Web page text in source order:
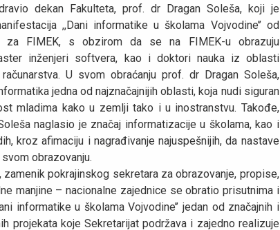
dekan Fakulteta, prof. dr Dragan Soleša, koji je
,,Dani informatike u školama Vojvodine’’ od
za FIMEK, s obzirom da se na FIMEK-u obrazuju
inženjeri softvera, kao i doktori nauka iz oblasti
U svom obraćanju prof. dr Dragan Soleša,
jedna od najznačajnijih oblasti, koja nudi siguran
mladima kako u zemlji tako i u inostranstvu. Takođe,
naglasio je značaj informatizacije u školama, kao i
kroz afimaciju i nagrađivanje najuspešnijih, da nastave
obrazovanju.
zamenik pokrajinskog sekretara za obrazovanje, propise,
manjine – nacionalne zajednice se obratio prisutnima i
informatike u školama Vojvodine’’ jedan od značajnih i
projekata koje Sekretarijat podržava i zajedno realizuje